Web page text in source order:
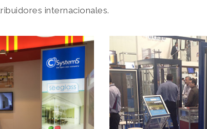
internacionales.